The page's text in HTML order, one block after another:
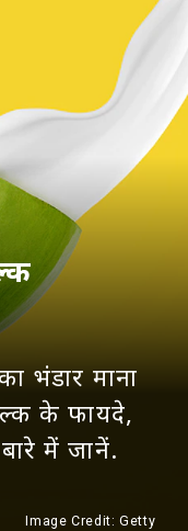
भंडार माना
के फायदे,
में जानें.
Image Credit: Getty